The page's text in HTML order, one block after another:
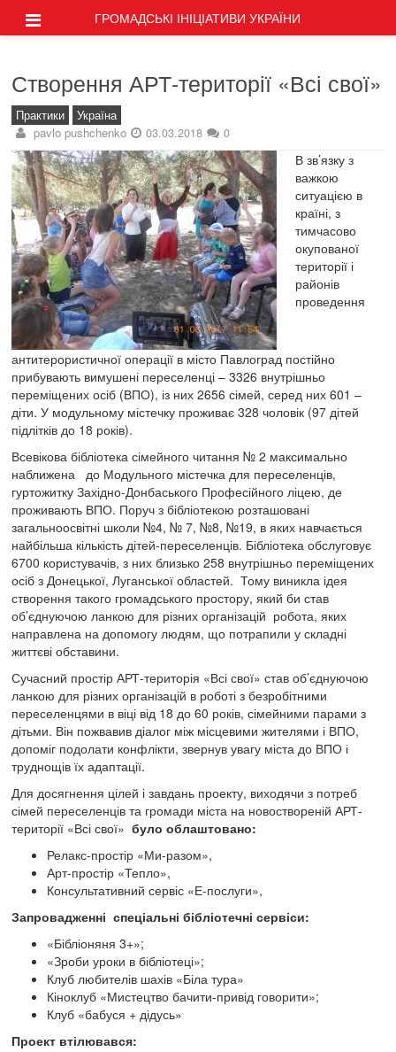
ГРОМАДСЬКІ ІНІЦІАТИВИ УКРАЇНИ
Створення АРТ-території «Всі свої»
Практики Україна
pavlo pushchenko 03.03.2018 0
В зв’язку з
важкою
ситуацією в
країні, з
тимчасово
окупованої
території і
районів
проведення
антитерористичної операції в місто Павлоград постійно
прибувають вимушені переселенці– 3326 внутрішньо
переміщених осіб (ВПО), із них 2656 сімей, серед них 601 –
діти. У модульному містечку проживає 328 чоловік (97 дітей
підлітків до 18 років).
Всевікова бібліотека сімейного читання № 2 максимально
наближена до Модульного містечка для переселенців,
гуртожитку Західно-Донбаського Професійного ліцею, де
проживають ВПО. Поруч з бібліотекою розташовані
загальноосвітні школи №4, № 7, №8, №19, в яких навчається
найбільша кількість дітей-переселенців. Бібліотека обслуговує
6700 користувачів, з них близько 258 внутрішньо переміщених
осіб з Донецької, Луганської областей. Тому виникла ідея
створення такого громадського простору, який би став
об’єднуючою ланкою для різних організацій робота, яких
направлена на допомогу людям, що потрапили у складні
життєві обставини.
Сучасний простір АРТ-територія «Всі свої» став об’єднуючою
ланкою для різних організацій в роботі з безробітними
переселенцями в віці від 18 до 60 років, сімейними парами з
дітьми. Він пожвавив діалог між місцевими жителями і ВПО,
допоміг подолати конфлікти, звернув увагу міста до ВПО і
труднощів їх адаптації.
Для досягнення цілей і завдань проекту, виходячи з потреб
сімей переселенців та громади міста на новоствореній АРТ-
території «Всі свої» було облаштовано:
Релакс-простір «Ми-разом»,
Арт-простір «Тепло»,
Консультативний сервіс «Е-послуги»,
Запровадженні спеціальні бібліотечні сервіси:
«Бібліоняня 3+»;
«Зроби уроки в бібліотеці»;
Клуб любителів шахів «Біла тура»
Кіноклуб «Мистецтво бачити-привід говорити»;
Клуб «бабуся + дідусь»
Проект втілювався: